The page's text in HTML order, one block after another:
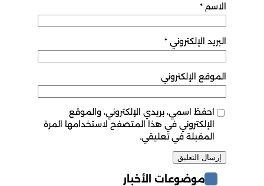
الاسم *
البريد الإلكتروني *
الموقع الإلكتروني
احفظ اسمي، بريدي الإلكتروني، والموقع
الإلكتروني في هذا المتصفح لاستخدامها المرة
المقبلة في تعليقي.
موضوعات الأخبار